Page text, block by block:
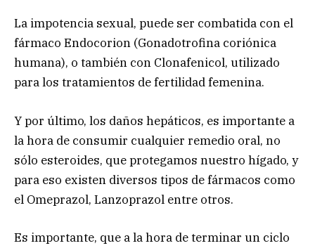
La impotencia sexual, puede ser combatida con el
fármaco Endocorion (Gonadotrofina coriónica
humana), o también con Clonafenicol, utilizado
para los tratamientos de fertilidad femenina.
Y por último, los daños hepáticos, es importante a
la hora de consumir cualquier remedio oral, no
sólo esteroides, que protegamos nuestro hígado, y
para eso existen diversos tipos de fármacos como
el Omeprazol, Lanzoprazol entre otros.
Es importante, que a la hora de terminar un ciclo